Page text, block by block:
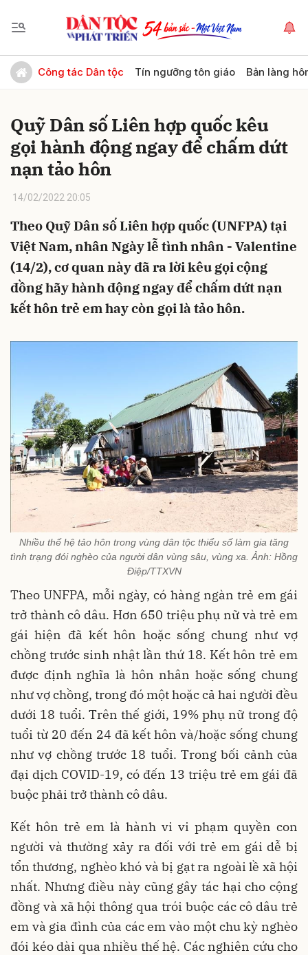
Công tác Dân tộc Tín ngưỡng tôn giáo Bản làng
Quỹ Dân số Liên hợp quốc kêu
gọi hành động ngay để chấm dứt
nạn tảo hôn
14/02/2022 20:05
Theo Quỹ Dân số Liên hợp quốc (UNFPA) tại
Việt Nam, nhân Ngày lễ tình nhân - Valentine
(14/2), cơ quan này đã ra lời kêu gọi cộng
đồng hãy hành động ngay để chấm dứt nạn
kết hôn trẻ em hay còn gọi là tảo hôn.
Nhiều thế hệ tảo hôn trong vùng dân tộc thiểu số làm gia tăng
tình trạng đói nghèo của người dân vùng sâu, vùng xa. Ảnh: Hồng
Điệp/TTXVN
Theo UNFPA, mỗi ngày, có hàng ngàn trẻ em gái
trở thành cô dâu. Hơn 650 triệu phụ nữ và trẻ em
gái hiện đã kết hôn hoặc sống chung như vợ
chồng trước sinh nhật lần thứ 18. Kết hôn trẻ em
được định nghĩa là hôn nhân hoặc sống chung
như vợ chồng, trong đó một hoặc cả hai người đều
dưới 18 tuổi. Trên thế giới, 19% phụ nữ trong độ
tuổi từ 20 đến 24 đã kết hôn và/hoặc sống chung
như vợ chồng trước 18 tuổi. Trong bối cảnh của
đại dịch COVID-19, có đến 13 triệu trẻ em gái đã
buộc phải trở thành cô dâu.
Kết hôn trẻ em là hành vi vi phạm quyền con
người và thường xảy ra đối với trẻ em gái dễ bị
tổn thương, nghèo khó và bị gạt ra ngoài lề xã hội
nhất. Nhưng điều này cũng gây tác hại cho cộng
đồng và xã hội thông qua trói buộc các cô dâu trẻ
em và gia đình của các em vào một chu kỳ nghèo
đói kéo dài qua nhiều thế hệ. Các nghiên cứu cho
Gửi bình luận